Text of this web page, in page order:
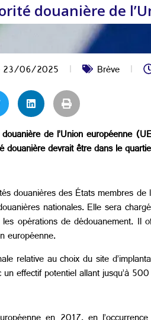
douanière de
23/06/2025 Brève
de l’Union européenne
devrait être dans le
douanières des États membres de
nationales. Elle sera
opérations de dédouanement. Il
européenne.
relative au choix du site
effectif potentiel allant jusqu’à